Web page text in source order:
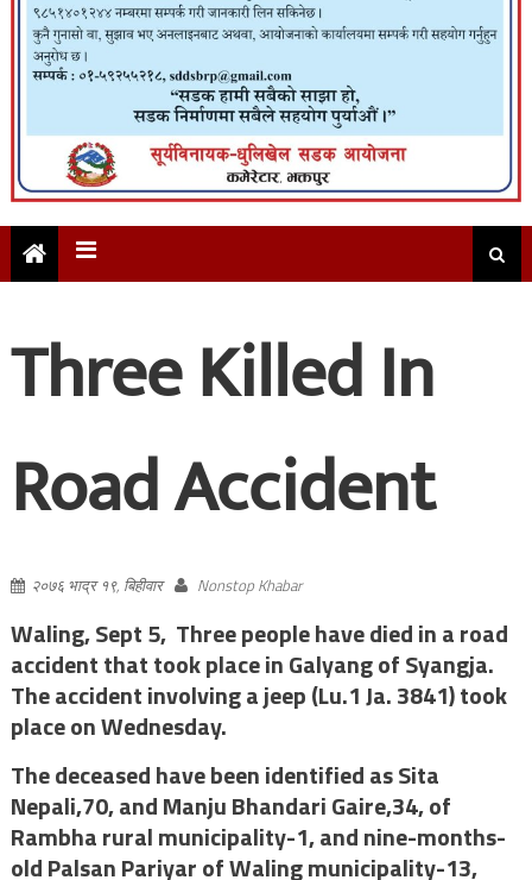
Three Killed In
Road Accident
२०७६ भाद्र १९, बिहीवार Nonstop Khabar
Waling, Sept 5, Three people have died in a road
accident that took place in Galyang of Syangja.
The accident involving a jeep (Lu.1 Ja. 3841) took
place on Wednesday.
The deceased have been identified as Sita
Nepali,70, and Manju Bhandari Gaire,34, of
Rambha rural municipality-1, and nine-months-
old Palsan Pariyar of Waling municipality-13,